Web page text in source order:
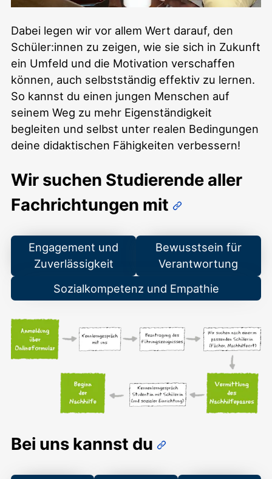
Dabei legen wir vor allem Wert darauf, den
Schüler:innen zu zeigen, wie sie sich in Zukunft
ein Umfeld und die Motivation verschaffen
können, auch selbstständig effektiv zu lernen.
So kannst du einen jungen Menschen auf
seinem Weg zu mehr Eigenständigkeit
begleiten und selbst unter realen Bedingungen
deine didaktischen Fähigkeiten verbessern!
Wir suchen Studierende aller
Fachrichtungen mit
Engagement und
Zuverlässigkeit
Bewusstsein für
Verantwortung
Sozialkompetenz und Empathie
Bei uns kannst du